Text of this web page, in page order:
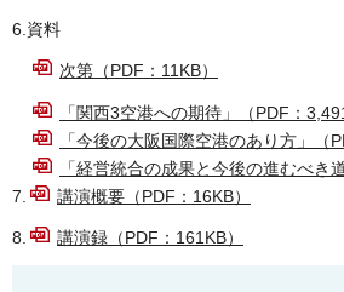
6.資料
次第（PDF：11KB）
「関西3空港への期待」（PDF：
「今後の大阪国際空港のあり方」（
「経営統合の成果と今後の進むべき
7.
講演概要（PDF：16KB）
8. 講演録（PDF：161KB）